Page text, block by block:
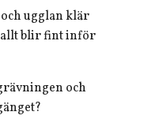
ugglan klär
allt blir fint inför
och